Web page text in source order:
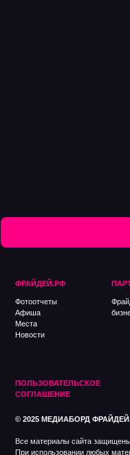
ФРАЙДЕЙ.РФ
Фотоотчеты
Афиша
Места
Новости
ПОЛЬЗОВАТЕЛЬСКОЕ
СОГЛАШЕНИE
© 2025 МЕДИАБОРД
Все материалы сайта
При использовании любых